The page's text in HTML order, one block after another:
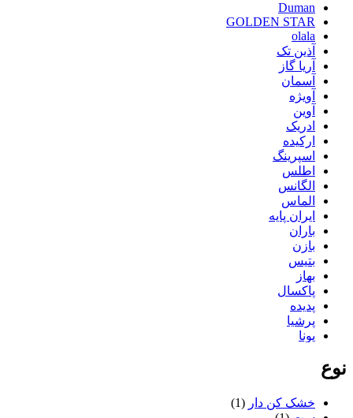
Duman
GOLDEN STAR
olala
آذین تک
آریا گاز
آسمان
آویژه
آوین
ادریک
ارکیده
اسپرینگ
اطلس
الگانس
الماس
ایران پایه
باران
بازن
بتیس
بهاز
پاکسال
پدیده
پرشیا
پونا
ثمین
جگوار
نوع
خشک کن دار (1)